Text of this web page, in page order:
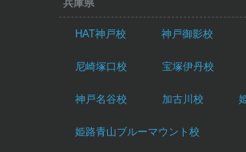
兵庫県
HAT神戸校 神戸御影校
尼崎塚口校 宝塚伊丹校
神戸名谷校 加古川校
姫路青山ブルーマウント校